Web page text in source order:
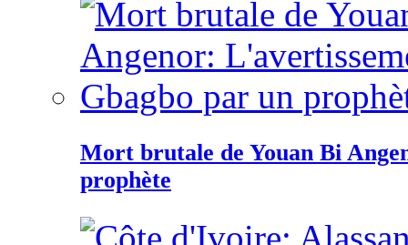
Mort brutale de Youan Bi
prophète